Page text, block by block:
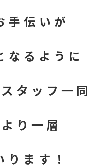
手伝いが
なるように
タッフ一同
り一層
ます！